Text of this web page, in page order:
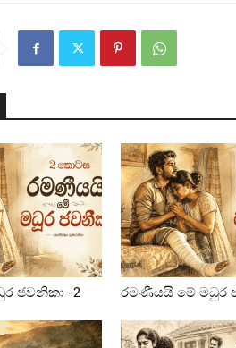
ජවනිකා -2 රමණීයයි මේ මධුර